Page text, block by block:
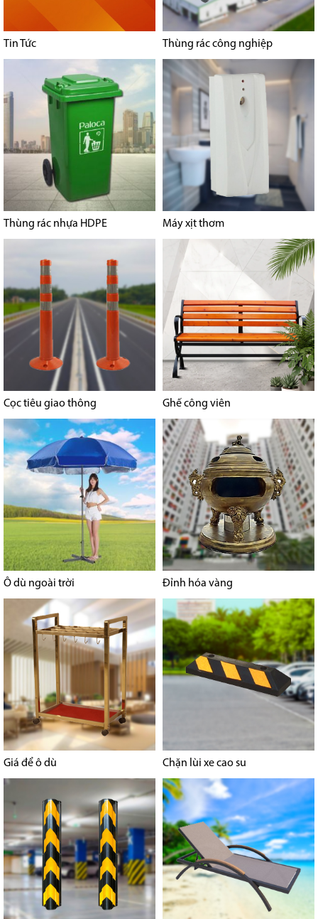
Tin Tức Thùng rác công nghiệp
Thùng rác nhựa HDPE Máy xịt thơm
Cọc tiêu giao thông Ghế công viên
Ô dù ngoài trời Đỉnh hóa vàng
Giá để ô dù Chặn lùi xe cao su